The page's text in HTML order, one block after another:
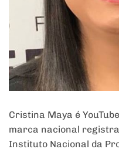
Cristina Maya é
marca nacional
Instituto Nacional da